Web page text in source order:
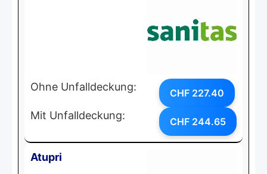
Ohne Unfalldeckung: CHF 227.40
Mit Unfalldeckung: CHF 244.65
Atupri